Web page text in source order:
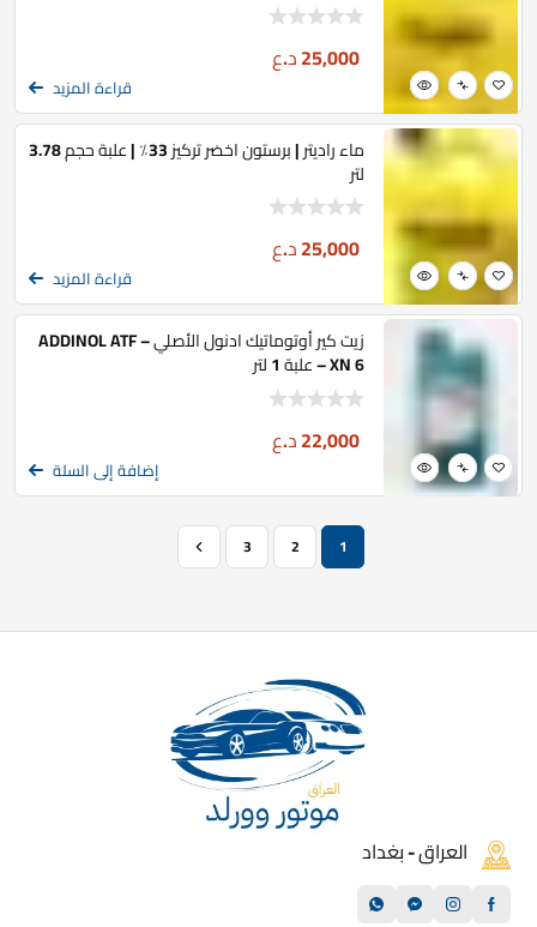
25,000د.ع
قراءة المزيد
ماء راديتر | برستون اخضر تركيز 33٪ | علبة حجم 3.78
لتر
25,000د.ع
قراءة المزيد
زيت كير أوتوماتيك ادنول الأصلي – ADDINOL ATF
XN 6 – علبة 1 لتر
22,000د.ع
إضافة إلى السلة
1
2
3
العراق - بغداد